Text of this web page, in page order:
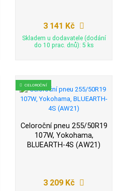
3 141 Kč
Skladem u dodavatele (dodání
do 10 prac. dnů): 5 ks
CELOROČNÍ
Celoroční pneu 255/50R19
107W, Yokohama,
BLUEARTH-4S (AW21)
3 209 Kč